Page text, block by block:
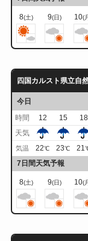
8(土) 9(日) 10(
四国カルスト県立自
今日
時間
12 15 18
天気
気温 22℃ 23℃ 21
7日間天気予報
8(土) 9(日) 10(